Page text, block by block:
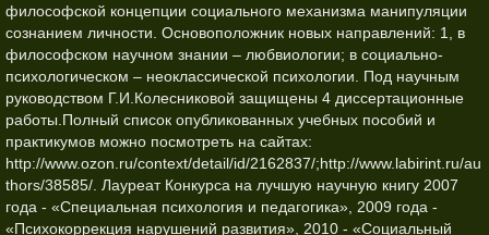
философской концепции социального механизма манипуляции
сознанием личности. Основоположник новых направлений: 1, в
философском научном знании – любвиологии; в социально-
психологическом – неоклассической психологии. Под научным
руководством Г.И.Колесниковой защищены 4 диссертационные
работы.Полный список опубликованных учебных пособий и
практикумов можно посмотреть на сайтах:
http://www.ozon.ru/context/detail/id/2162837/;http://www.labirint.ru/au
thors/38585/. Лауреат Конкурса на лучшую научную книгу 2007
года - «Специальная психология и педагогика», 2009 года -
«Психокоррекция нарушений развития», 2010 - «Социальный